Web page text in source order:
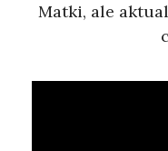
Matki, ale